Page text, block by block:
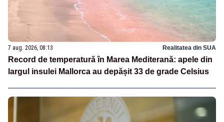
7 aug. 2026, 08:13 Realitatea din SUA
Record de temperatură în Marea Mediterană: apele din
largul insulei Mallorca au depășit 33 de grade Celsius